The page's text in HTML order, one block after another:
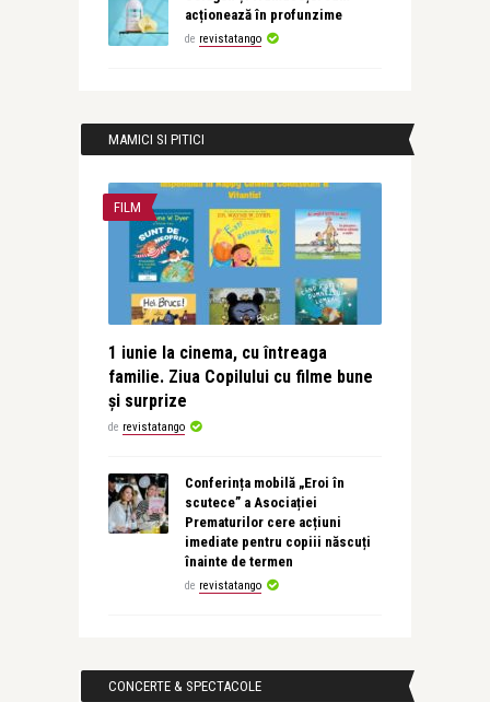
acționează în profunzime
de revistatango
MAMICI SI PITICI
FILM
1 iunie la cinema, cu întreaga
familie. Ziua Copilului cu filme bune
și surprize
de revistatango
Conferința mobilă „Eroi în
scutece” a Asociației
Prematurilor cere acțiuni
imediate pentru copiii născuți
înainte de termen
de revistatango
CONCERTE & SPECTACOLE